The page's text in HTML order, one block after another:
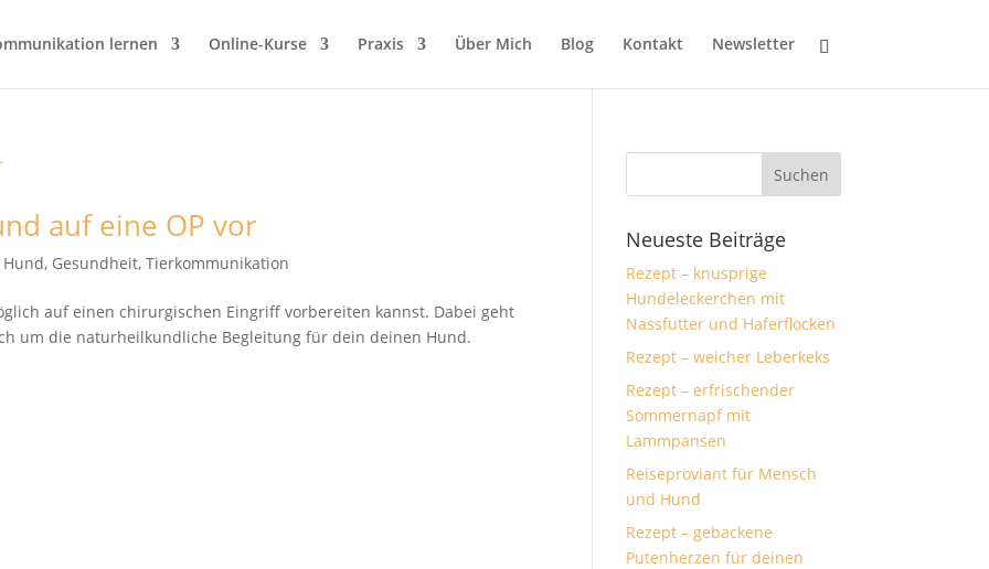
lernen Online-Kurse Praxis Über Mich Blog Kontakt Newsletter
auf eine OP vor
, Gesundheit,Tierkommunikation
auf einen chirurgischen Eingriff vorbereiten kannst. Dabei geht
um die naturheilkundliche Begleitung für dein deinen Hund.
Neueste Beiträge
Rezept – knusprige
Hundeleckerchen mit
Nassfutter und Haferflocken
Rezept – weicher Leberkeks
Rezept – erfrischender
Sommernapf mit
Lammpansen
Reiseproviant für Mensch
und Hund
Rezept – gebackene
Putenherzen für deinen